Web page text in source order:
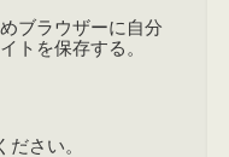
ブラウザーに自分
トを保存する。
ださい。